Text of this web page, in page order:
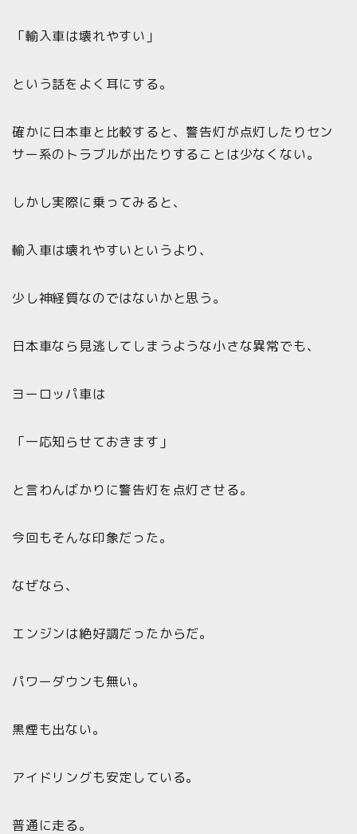
「輸入車は壊れやすい」
という話をよく耳にする。
確かに日本車と比較すると、警告灯が点灯したりセン
サー系のトラブルが出たりすることは少なくない。
しかし実際に乗ってみると、
輸入車は壊れやすいというより、
少し神経質なのではないかと思う。
日本車なら見逃してしまうような小さな異常でも、
ヨーロッパ車は
「一応知らせておきます」
と言わんばかりに警告灯を点灯させる。
今回もそんな印象だった。
なぜなら、
エンジンは絶好調だったからだ。
パワーダウンも無い。
黒煙も出ない。
アイドリングも安定している。
普通に走る。